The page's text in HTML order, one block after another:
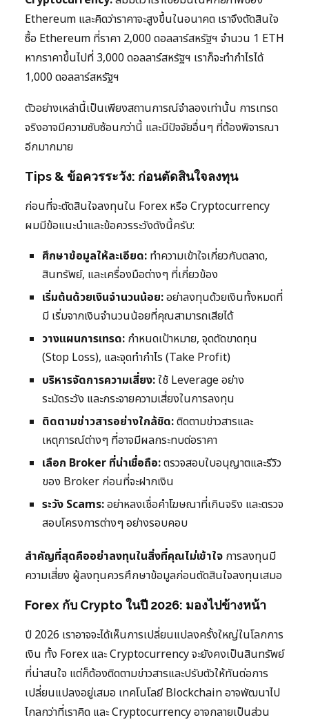
Ethereum และคิดว่าราคาจะสูงขึ้นในอนาคต เราจึงตัดสินใจ
ซื้อ Ethereum ที่ราคา 2,000 ดอลลาร์สหรัฐฯ จำนวน 1 ETH
หากราคาขึ้นไปที่ 3,000 ดอลลาร์สหรัฐฯ เราก็จะทำกำไรได้
1,000 ดอลลาร์สหรัฐฯ
ตัวอย่างเหล่านี้เป็นเพียงสถานการณ์จำลองเท่านั้น การเทรด
จริงอาจมีความซับซ้อนกว่านี้ และมีปัจจัยอื่นๆ ที่ต้องพิจารณา
อีกมากมาย
Tips & ข้อควรระวัง: ก่อนตัดสินใจลงทุน
ก่อนที่จะตัดสินใจลงทุนใน Forex หรือ Cryptocurrency
ผมมีข้อแนะนำและข้อควรระวังดังนี้ครับ:
ศึกษาข้อมูลให้ละเอียด: ทำความเข้าใจเกี่ยวกับตลาด,
สินทรัพย์, และเครื่องมือต่างๆ ที่เกี่ยวข้อง
เริ่มต้นด้วยเงินจำนวนน้อย:อย่าลงทุนด้วยเงินทั้งหมดที่
มี เริ่มจากเงินจำนวนน้อยที่คุณสามารถเสียได้
วางแผนการเทรด: กำหนดเป้าหมาย, จุดตัดขาดทุน
(Stop Loss), และจุดทำกำไร (Take Profit)
บริหารจัดการความเสี่ยง:ใช้ Leverage อย่าง
ระมัดระวัง และกระจายความเสี่ยงในการลงทุน
ติดตามข่าวสารอย่างใกล้ชิด:ติดตามข่าวสารและ
เหตุการณ์ต่างๆ ที่อาจมีผลกระทบต่อราคา
เลือก Broker ที่น่าเชื่อถือ:ตรวจสอบใบอนุญาตและรีวิว
ของ Broker ก่อนที่จะฝากเงิน
ระวัง Scams:อย่าหลงเชื่อคำโฆษณาที่เกินจริง และตรวจ
สอบโครงการต่างๆ อย่างรอบคอบ
สำคัญที่สุดคืออย่าลงทุนในสิ่งที่คุณไม่เข้าใจ การลงทุนมี
ความเสี่ยง ผู้ลงทุนควรศึกษาข้อมูลก่อนตัดสินใจลงทุนเสมอ
Forex กับ Crypto ในปี 2026: มองไปข้างหน้า
ปี 2026 เราอาจจะได้เห็นการเปลี่ยนแปลงครั้งใหญ่ในโลกการ
เงิน ทั้ง Forex และ Cryptocurrency จะยังคงเป็นสินทรัพย์
ที่น่าสนใจ แต่ก็ต้องติดตามข่าวสารและปรับตัวให้ทันต่อการ
เปลี่ยนแปลงอยู่เสมอ เทคโนโลยี Blockchain อาจพัฒนาไป
ไกลกว่าที่เราคิด และ Cryptocurrency อาจกลายเป็นส่วน